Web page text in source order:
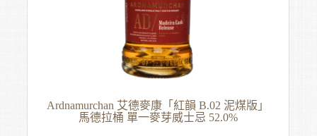
Ardnamurchan 艾德麥康「紅韻 B.02 泥煤版」
馬德拉桶 單一麥芽威士忌 52.0%